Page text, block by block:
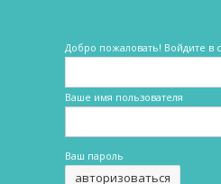
Добро пожаловать! Войдите в
Ваше имя пользователя
Ваш пароль